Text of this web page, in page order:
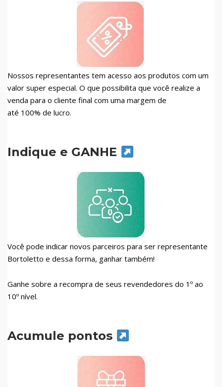
Nossos representantes tem acesso aos produtos com um
valor super especial. O que possibilita que você realize a
venda para o cliente final com uma margem de
até 100% de lucro.
Indique e GANHE
Você pode indicar novos parceiros para ser representante
Bortoletto e dessa forma, ganhar também!
Ganhe sobre a recompra de seus revendedores do 1º ao
10º nível.
Acumule pontos